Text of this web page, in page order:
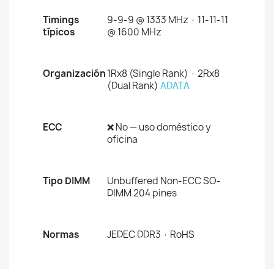
Timings
típicos
9-9-9 @ 1333 MHz · 11-11-11
@ 1600 MHz
Organización1Rx8 (Single Rank) · 2Rx8
(Dual Rank) ADATA
ECC
❌ No — uso doméstico y
oficina
Tipo DIMM
Unbuffered Non-ECC SO-
DIMM 204 pines
Normas JEDEC DDR3 · RoHS